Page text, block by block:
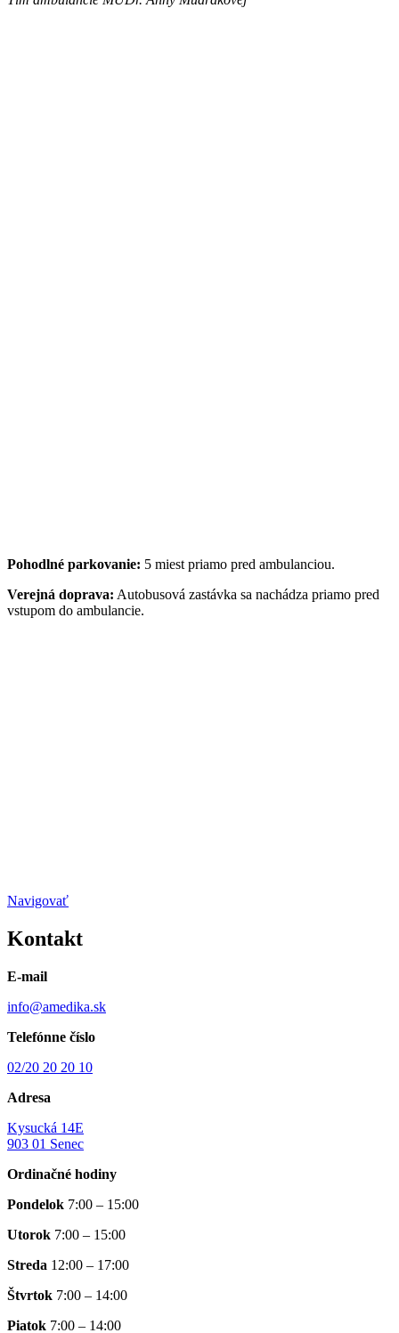
Pohodlné parkovanie: 5 miest priamo pred ambulanciou.
Verejná doprava: Autobusová zastávka sa nachádza priamo pred
vstupom do ambulancie.
Navigovať
Kontakt
E-mail
info@amedika.sk
Telefónne číslo
02/20 20 20 10
Adresa
Kysucká 14E
903 01 Senec
Ordinačné hodiny
Pondelok 7:00 – 15:00
Utorok 7:00 – 15:00
Streda 12:00 – 17:00
Štvrtok 7:00 – 14:00
Piatok 7:00 – 14:00